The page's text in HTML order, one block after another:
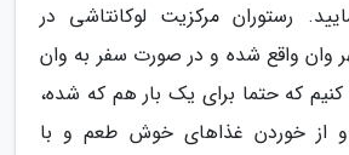
رستوران مرکزیت لوکانتاشی در
وان واقع شده و در صورت سفر به وان
که حتما برای یک بار هم که شده،
از خوردن غذاهای خوش طعم و با